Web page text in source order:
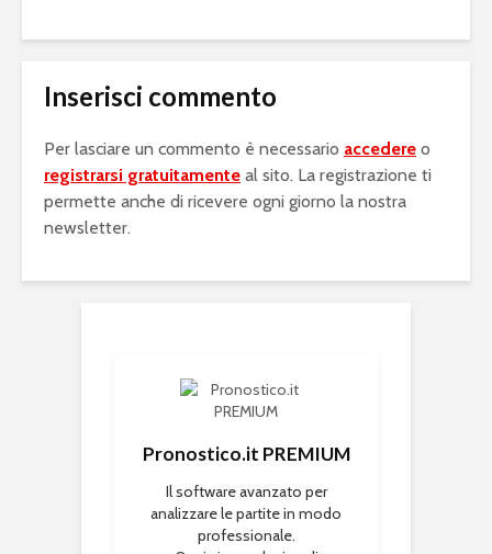
Inserisci commento
Per lasciare un commento è necessario accedere o
registrarsi gratuitamente al sito. La registrazione ti
permette anche di ricevere ogni giorno la nostra
newsletter.
Pronostico.it PREMIUM
Il software avanzato per
analizzare le partite in modo
professionale.